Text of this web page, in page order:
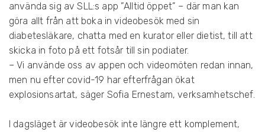
M
A
T
R
E
E
P
använda sig av SLL:s app ”Alltid öppet” – där man kan
göra allt från att boka in videobesök med sin
diabetesläkare, chatta med en kurator eller dietist, till att
skicka in foto på ett fotsår till sin podiater.
– Vi använde oss av appen och videomöten redan innan,
men nu efter covid-19 har efterfrågan ökat
explosionsartat, säger Sofia Ernestam, verksamhetschef.
I dagsläget är videobesök inte längre ett komplement,